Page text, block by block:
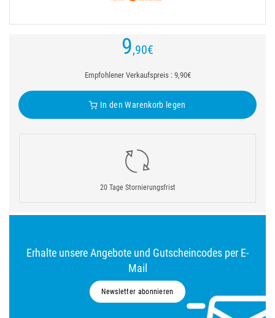
9,90€
Empfohlener Verkaufspreis : 9,90€
In den Warenkorb legen
20 Tage Stornierungsfrist
Erhalte unsere Angebote und Gutscheincodes per E-
Mail
Newsletter abonnieren